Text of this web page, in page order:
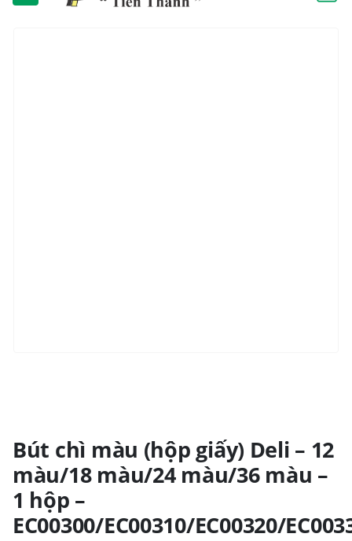
Bút chì màu (hộp giấy) Deli – 12
màu/18 màu/24 màu/36 màu –
1 hộp –
EC00300/EC00310/EC00320/